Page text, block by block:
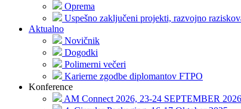
Oprema
Uspešno zaključeni projekti, razvojno
Aktualno
Novičnik
Dogodki
Polimerni večeri
Karierne zgodbe diplomantov FTPO
Konference
AM Connect 2026, 23-24 SEPTEMBER 2026